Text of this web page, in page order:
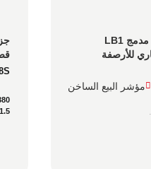
11.5
مؤشر البيع الساخن